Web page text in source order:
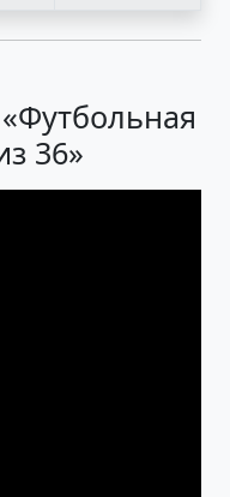
36»